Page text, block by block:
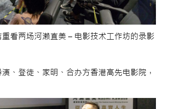
看两场河濑直美 – 电影技术工作坊的录影
、登徒、家明、合办方香港高先电影院，